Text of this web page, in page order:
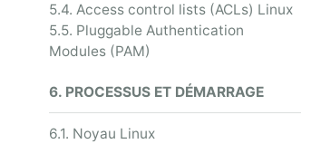
5.4. Access control lists (ACLs) Linux
5.5. Pluggable Authentication
Modules (PAM)
6. PROCESSUS ET DÉMARRAGE
6.1. Noyau Linux